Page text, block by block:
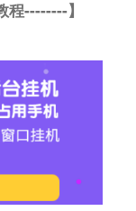
程--------】